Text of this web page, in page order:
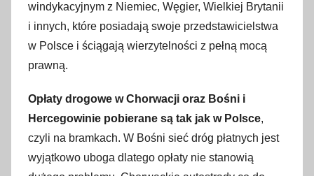
windykacyjnym z Niemiec, Węgier, Wielkiej Brytanii
i innych, które posiadają swoje przedstawicielstwa
w Polsce i ściągają wierzytelności z pełną mocą
prawną.
Opłaty drogowe w Chorwacji oraz Bośni i
Hercegowinie pobierane są tak jak w Polsce,
czyli na bramkach. W Bośni sieć dróg płatnych jest
wyjątkowo uboga dlatego opłaty nie stanowią